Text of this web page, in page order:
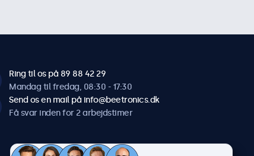
Ring til os på 89 88 42 29
Mandag til fredag, 08:30 - 17:30
Send os en mail på info@beetronics.dk
Få svar inden for 2 arbejdstimer